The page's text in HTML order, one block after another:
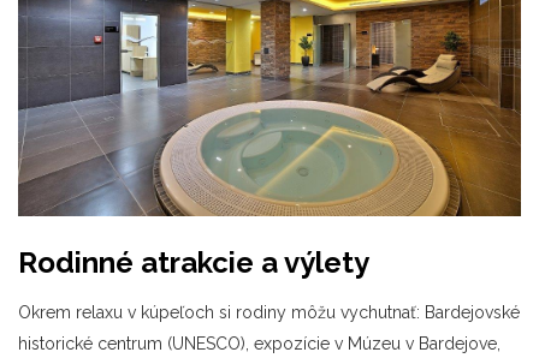
Rodinné atrakcie a výlety
Okrem relaxu v kúpeľoch si rodiny môžu vychutnať: Bardejovské
historické centrum (UNESCO), expozície v Múzeu v Bardejove,